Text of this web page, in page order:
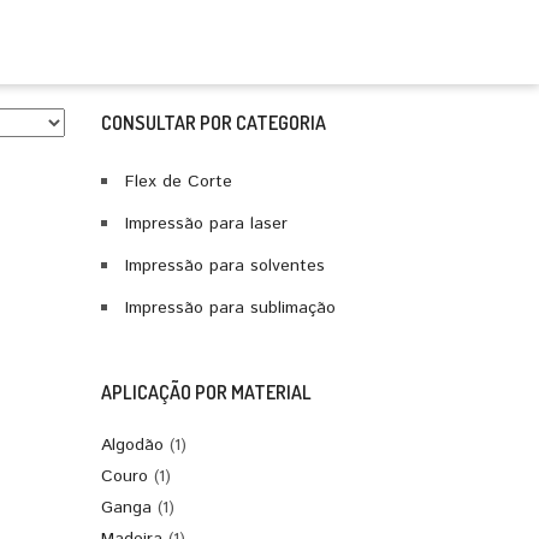
CONSULTAR POR CATEGORIA
Flex de Corte
Impressão para laser
Impressão para solventes
Impressão para sublimação
APLICAÇÃO POR MATERIAL
Algodão (1)
Couro (1)
Ganga (1)